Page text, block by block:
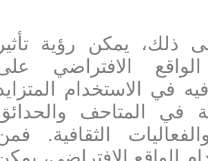
ذلك، يمكن رؤية تأثير
الواقع الافتراضي على
في الاستخدام المتزايد
في المتاحف والحدائق
الثقافية. فمن